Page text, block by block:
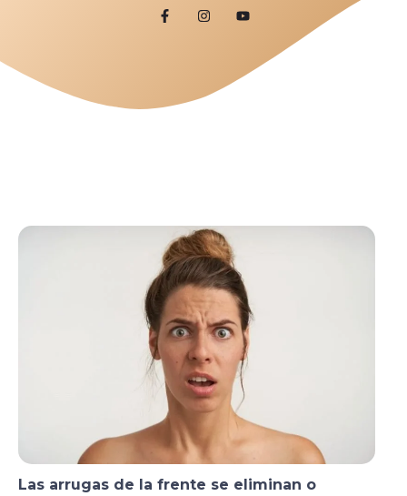
Las arrugas de la frente se eliminan o